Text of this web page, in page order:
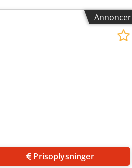
Annoncer
Prisoplysninger